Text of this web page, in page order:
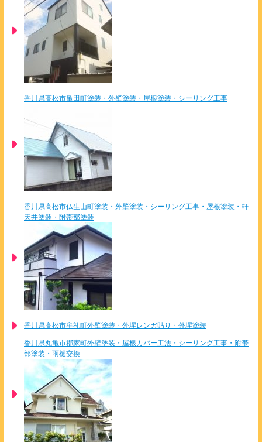
香川県高松市亀田町塗装・外壁塗装・屋根塗装・シーリング工事
香川県高松市仏生山町塗装・外壁塗装・シーリング工事・屋根塗装・軒
天井塗装・附帯部塗装
香川県高松市牟礼町外壁塗装・外塀レンガ貼り・外塀塗装
香川県丸亀市郡家町外壁塗装・屋根カバー工法・シーリング工事・附帯
部塗装・雨樋交換